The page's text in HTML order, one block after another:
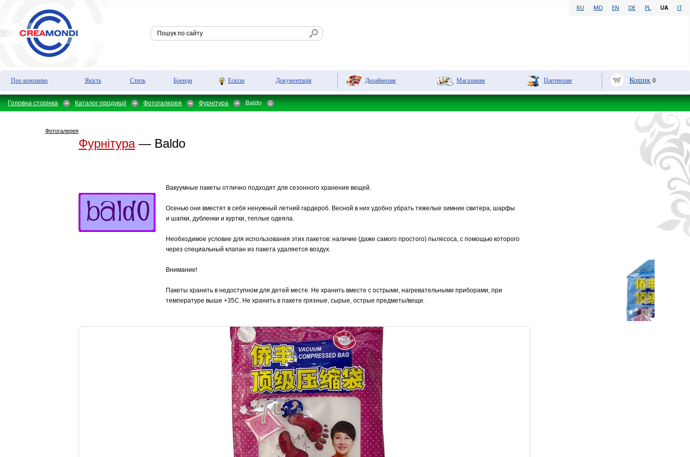
RU MD EN DE PL UA IT
Про компанію Якість Стиль Бренди Ескізи Документація Дизайнерам Мaгазинам Партнерам Кошик 0
Головна сторінка Каталог продукції Фотогалерея Фурнітура Baldo
Фотогалерея
Фурнітура— Baldo
Вакуумные пакеты отлично подходят для сезонного хранения вещей.
Осенью они вместят в себя ненужный летний гардероб. Весной в них удобно убрать тяжелые зимние свитера, шарфы
и шапки, дубленки и куртки, теплые одеяла.
Необходимое условие для использования этих пакетов: наличие (даже самого простого) пылесоса, с помощью которого
через специальный клапан из пакета удаляется воздух.
Внимание!
Пакеты хранить в недоступном для детей месте. Не хранить вместе с острыми, нагревательными приборами, при
температуре выше +35С. Не хранить в пакете грязные, сырые, острые предметы/вещи.